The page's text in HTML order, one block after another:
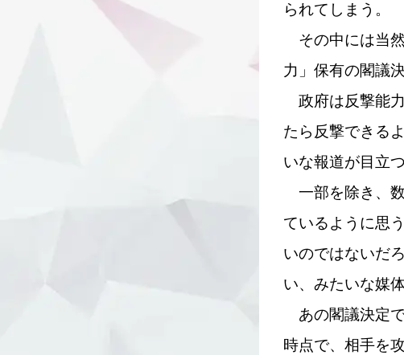
られてしまう。
その中には当
力」保有の閣議
政府は反撃能
たら反撃できる
いな報道が目立
一部を除き、
ているように思
いのではないだ
い、みたいな媒
あの閣議決定
時点で、相手を